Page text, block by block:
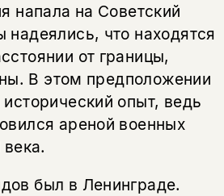
напала на Советский
что находятся
от границы,
В этом предположении
опыт, ведь
ареной военных
был в Ленинграде.